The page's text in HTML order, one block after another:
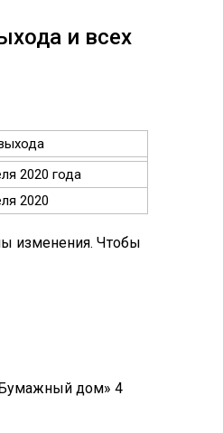
и всех
2020 года
2020
изменения. Чтобы
дом» 4